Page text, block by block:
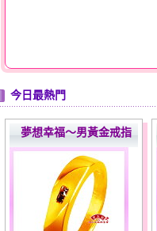
今日最熱門
夢想幸福～男黃金戒指